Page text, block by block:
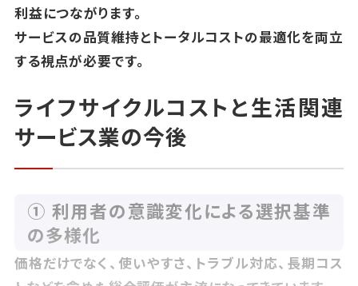
利益につながります。
サービスの品質維持とトータルコストの最適化を両立
する視点が必要です。
ライフサイクルコストと生活関連
サービス業の今後
① 利用者の意識変化による選択基準
の多様化
価格だけでなく、使いやすさ、トラブル対応、長期コス